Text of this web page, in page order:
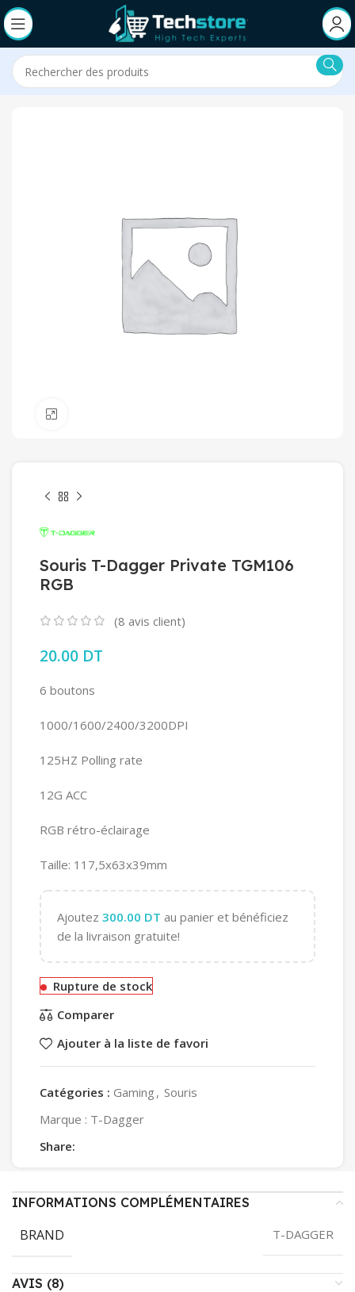
Souris T-Dagger Private TGM106
RGB
(8 avis client)
20.00 DT
6 boutons
1000/1600/2400/3200DPI
125HZ Polling rate
12G ACC
RGB rétro-éclairage
Taille: 117,5x63x39mm
Ajoutez 300.00 DT au panier et bénéficiez
de la livraison gratuite!
Rupture de stock
Comparer
Ajouter à la liste de favori
Catégories : Gaming , Souris
Marque : T-Dagger
Share:
INFORMATIONS COMPLÉMENTAIRES
BRAND T-DAGGER
AVIS (8)